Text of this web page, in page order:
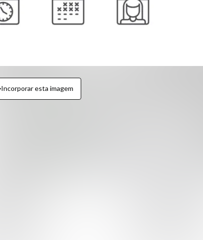
Incorporar esta imagem